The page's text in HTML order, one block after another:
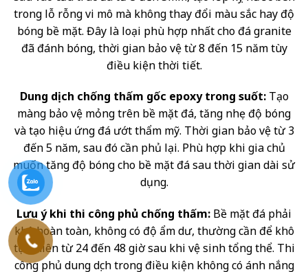
trong lỗ rỗng vi mô mà không thay đổi màu sắc hay độ
bóng bề mặt. Đây là loại phù hợp nhất cho đá granite
đã đánh bóng, thời gian bảo vệ từ 8 đến 15 năm tùy
điều kiện thời tiết.
Dung dịch chống thấm gốc epoxy trong suốt:Tạo
màng bảo vệ mỏng trên bề mặt đá, tăng nhẹ độ bóng
và tạo hiệu ứng đá ướt thẩm mỹ. Thời gian bảo vệ từ 3
đến 5 năm, sau đó cần phủ lại. Phù hợp khi gia chủ
muốn tăng độ bóng cho bề mặt đá sau thời gian dài sử
dụng.
Lưu ý khi thi công phủ chống thấm: Bề mặt đá phải
khô hoàn toàn, không có độ ẩm dư, thường cần để khô
tự nhiên từ 24 đến 48 giờ sau khi vệ sinh tổng thể. Thi
công phủ dung dịch trong điều kiện không có ánh nắng